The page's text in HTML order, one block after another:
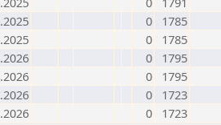
0
1785
0
1785
0
1795
0
1795
0
1723
0 1723